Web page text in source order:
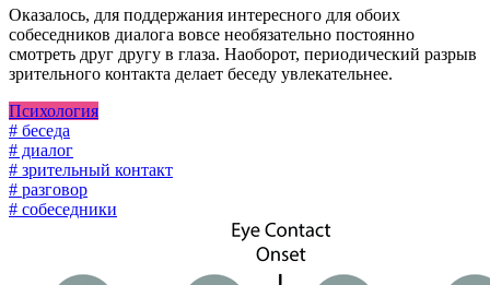
Оказалось, для поддержания интересного для обоих
собеседников диалога вовсе необязательно постоянно
смотреть друг другу в глаза. Наоборот, периодический разрыв
зрительного контакта делает беседу увлекательнее.
Психология
# беседа
# диалог
# зрительный контакт
# разговор
# собеседники